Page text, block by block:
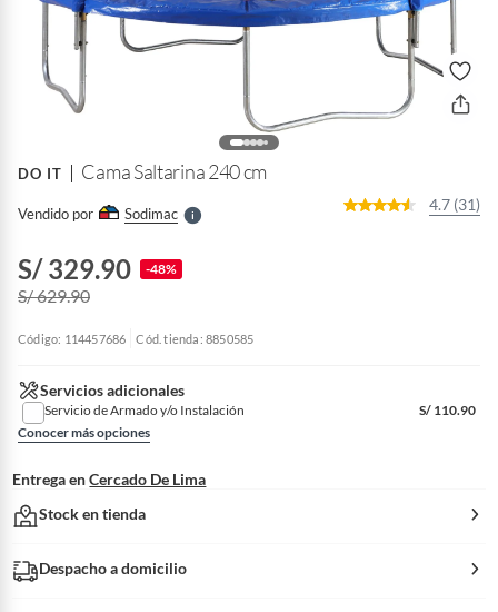
DO IT Cama Saltarina 240 cm
Vendido por SodimacS
l
l
4.7 (31)
S/ 329.90 -48%
S/ 629.90
Código: 114457686 Cód. tienda: 8850585
Servicios adicionales
Servicio de Armado y/o Instalación S/ 110.90
Conocer más opciones
Entrega en Cercado De Lima
Stock en tienda
Despacho a domicilio